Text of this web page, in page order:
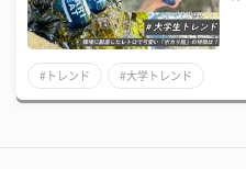
#トレンド #大学トレンド